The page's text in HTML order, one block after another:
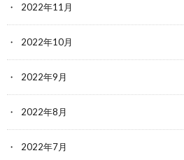
2022年11月
2022年10月
2022年9月
2022年8月
2022年7月